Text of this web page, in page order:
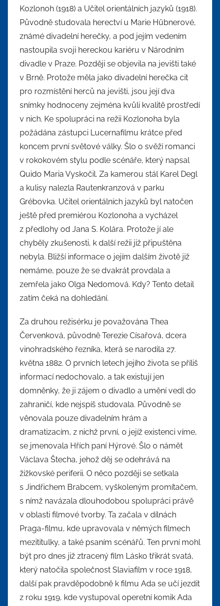
Kozlonoh (1918) a Učitel orientálních jazyků (1918).
Původně studovala herectví u Marie Hübnerové,
známé divadelní herečky, a pod jejím vedením
nastoupila svoji hereckou kariéru v Národním
divadle v Praze. Později se objevila na jevišti také
v Brně. Protože měla jako divadelní herečka cit
pro rozmístění herců na jevišti, jsou její dva
snímky hodnoceny zejména kvůli kvalitě prostředí
v nich. Ke spolupráci na režii Kozlonoha byla
požádána zástupci Lucernafilmu krátce před
koncem první světové války. Šlo o svěží romanci
v rokokovém stylu podle scénáře, který napsal
Quido Maria Vyskočil. Za kamerou stál Karel Degl
a kulisy nalezla Rautenkranzová v parku
Grébovka. Učitel orientálních jazyků byl natočen
ještě před premiérou Kozlonoha a vycházel
z předlohy od Jana S. Kolára. Protože jí ale
chyběly zkušenosti, k další režii již připuštěna
nebyla. Bližší informace o jejím dalším životě již
nemáme, pouze že se dvakrát provdala a
zemřela jako Olga Nedomová. Kdy? Tento detail
zatím čeká na dohledání.
Za druhou režisérku je považována Thea
Červenková, původně Terezie Císařová, dcera
vinohradského řezníka, která se narodila 27.
května 1882. O prvních letech jejího života se příliš
informací nedochovalo, a tak existují jen
domněnky, že ji zájem o divadlo a umění vedl do
zahraničí, kde nejspíš studovala. Původně se
věnovala pouze divadelním hrám a
dramatizacím, z nichž první, o jejíž existenci víme,
se jmenovala Hřích paní Hýrové. Šlo o námět
Václava Štecha, jehož děj se odehrává na
žižkovské periferii. O něco později se setkala
s Jindřichem Brabcem, vyškoleným promítačem,
s nímž navázala dlouhodobou spolupráci právě
v oblasti filmové tvorby. Ta začala v dílnách
Praga-filmu, kde upravovala v němých filmech
mezititulky, a také psaním scénářů. Ten první mohl
být pro dnes již ztracený film Lásko třikrát svatá,
který natočila společnost Slaviafilm v roce 1918,
další pak pravděpodobně k filmu Ada se učí jezdit
z roku 1919, kde vystupoval operetní komik Ada